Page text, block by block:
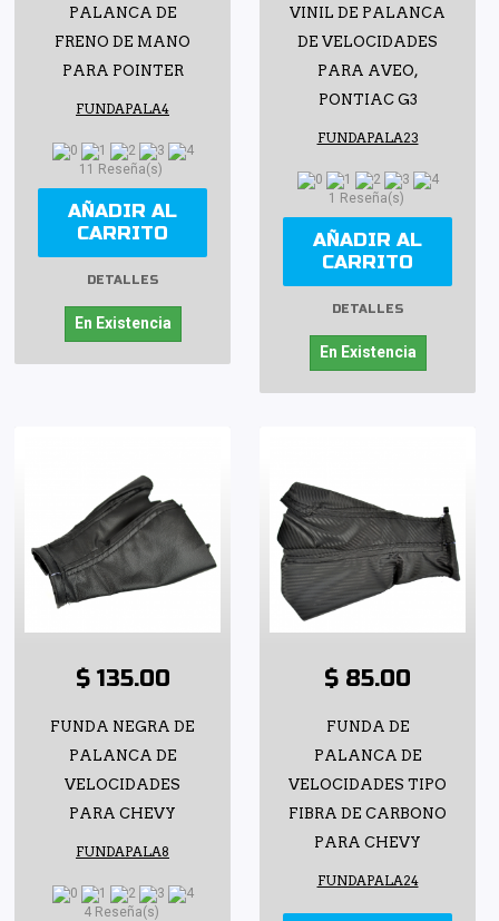
PALANCA DE
FRENO DE MANO
PARA POINTER
FUNDAPALA4
11 Reseña(s)
AÑADIR AL
CARRITO
DETALLES
En Existencia
VINIL DE PALANCA
DE VELOCIDADES
PARA AVEO,
PONTIAC G3
FUNDAPALA23
1 Reseña(s)
AÑADIR AL
CARRITO
DETALLES
En Existencia
$ 135.00
FUNDA NEGRA DE
PALANCA DE
VELOCIDADES
PARA CHEVY
FUNDAPALA8
4 Reseña(s)
$ 85.00
FUNDA DE
PALANCA DE
VELOCIDADES TIPO
FIBRA DE CARBONO
PARA CHEVY
FUNDAPALA24